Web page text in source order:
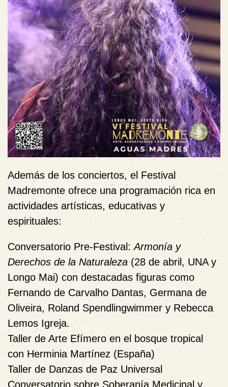
Además de los conciertos, el Festival
Madremonte ofrece una programación rica en
actividades artísticas, educativas y
espirituales:
Conversatorio Pre-Festival :Armonía y
Derechos de la Naturaleza (28 de abril, UNA y
Longo Mai) con destacadas figuras como
Fernando de Carvalho Dantas, Germana de
Oliveira, Roland Spendlingwimmer y Rebecca
Lemos Igreja.
Taller de Arte Efímero en el bosque tropical
con Herminia Martínez (España)
Taller de Danzas de Paz Universal
Conversatorio sobre Soberanía Medicinal y